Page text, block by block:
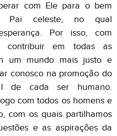
com Ele para o bem
Pai celeste, no qual
Por isso, com
contribuir em todas as
um mundo mais justo e
conosco na promoção do
de cada ser humano.
com todos os homens e
com os quais partilhamos
e as aspirações da